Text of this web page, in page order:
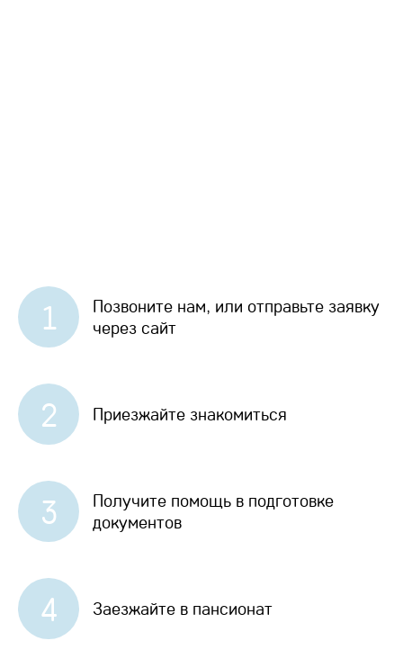
1
Позвоните нам, или отправьте заявку
через сайт
2 Приезжайте знакомиться
3
Получите помощь в подготовке
документов
4 Заезжайте в пансионат